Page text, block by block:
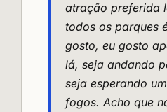
atração preferida
todos os parques
gosto, eu gosto
lá, seja andando
seja esperando
fogos. Acho que